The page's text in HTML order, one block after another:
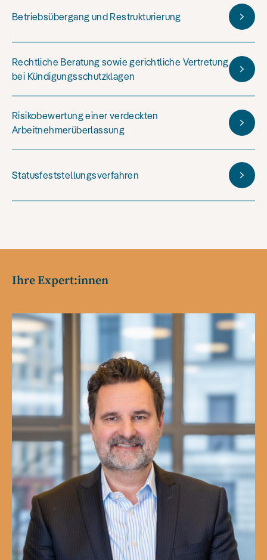
Betriebsübergang und Restrukturierung
Rechtliche Beratung sowie gerichtliche Vertretung
bei Kündigungsschutzklagen
Risikobewertung einer verdeckten
Arbeitnehmerüberlassung
Statusfeststellungsverfahren
Ihre Expert:innen